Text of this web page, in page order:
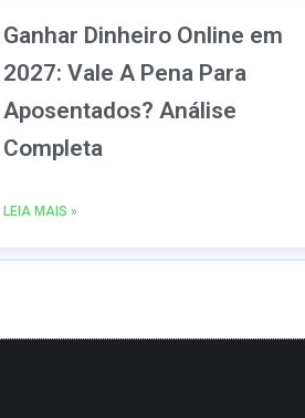
Ganhar Dinheiro Online em
2027: Vale A Pena Para
Aposentados? Análise
Completa
LEIA MAIS »